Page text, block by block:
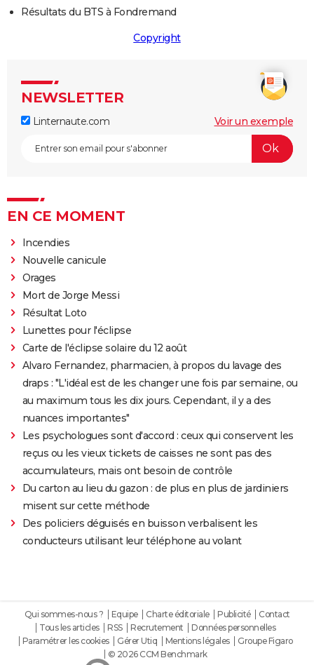
Résultats du BTS à Fondremand
Copyright
NEWSLETTER
Linternaute.com Voir un exemple
EN CE MOMENT
Incendies
Nouvelle canicule
Orages
Mort de Jorge Messi
Résultat Loto
Lunettes pour l'éclipse
Carte de l'éclipse solaire du 12 août
Alvaro Fernandez, pharmacien, à propos du lavage des
draps : "L'idéal est de les changer une fois par semaine, ou
au maximum tous les dix jours. Cependant, il y a des
nuances importantes"
Les psychologues sont d'accord : ceux qui conservent les
reçus ou les vieux tickets de caisses ne sont pas des
accumulateurs, mais ont besoin de contrôle
Du carton au lieu du gazon : de plus en plus de jardiniers
misent sur cette méthode
Des policiers déguisés en buisson verbalisent les
conducteurs utilisant leur téléphone au volant
Qui sommes-nous ? Equipe Charte éditoriale Publicité
Contact
Tous les articles
RSS Recrutement
Données personnelles
Paramétrer les cookies
Gérer Utiq Mentions légales
Groupe Figaro
© 2026 CCM Benchmark